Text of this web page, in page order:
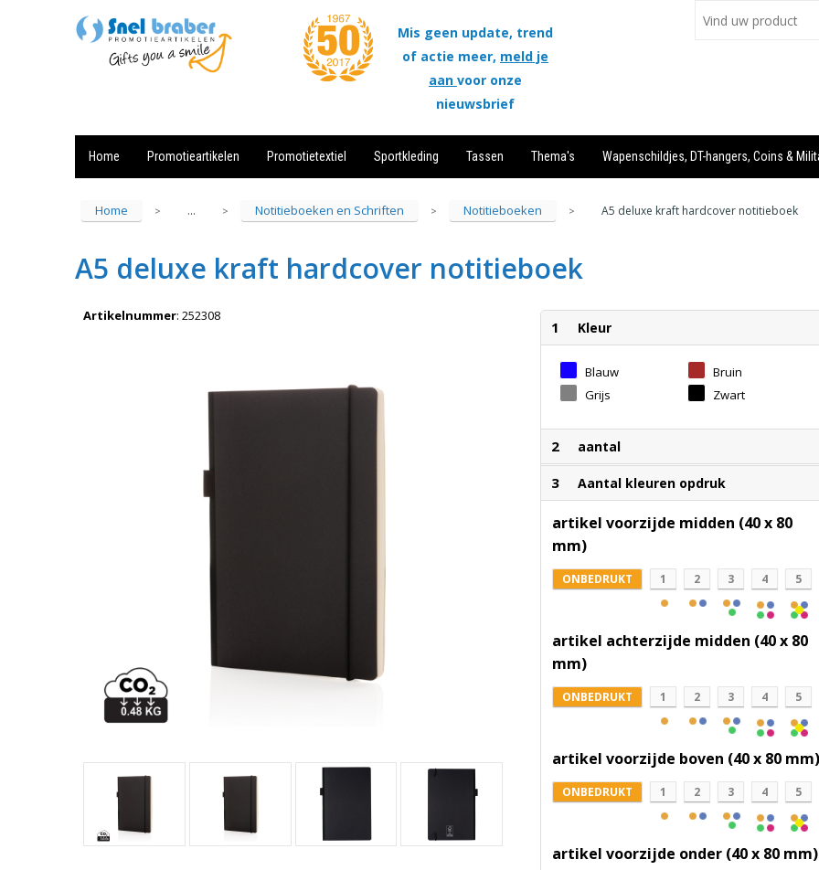
Mis geen update, trend
of actie meer, meld je
aan voor onze
nieuwsbrief
Home Promotieartikelen Promotietextiel Sportkleding Tassen Thema's Wapenschildjes, DT-hangers, Coins &
Home > ... > Notitieboeken en Schriften > Notitieboeken > A5 deluxe kraft hardcover notitieboek
A5 deluxe kraft hardcover notitieboek
Artikelnummer: 252308
1 Kleur
Blauw
Bruin
Grijs
Zwart
2 aantal
3 Aantal kleuren opdruk
artikel voorzijde midden (40 x 80
mm)
ONBEDRUKT 1 2 3 4 5
artikel achterzijde midden (40 x 80
mm)
ONBEDRUKT 1 2 3 4 5
artikel voorzijde boven (40 x 80 mm)
ONBEDRUKT 1 2 3 4 5
artikel voorzijde onder (40 x 80 mm)